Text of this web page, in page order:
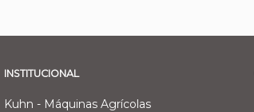
INSTITUCIONAL
Kuhn - Máquinas Agrícolas